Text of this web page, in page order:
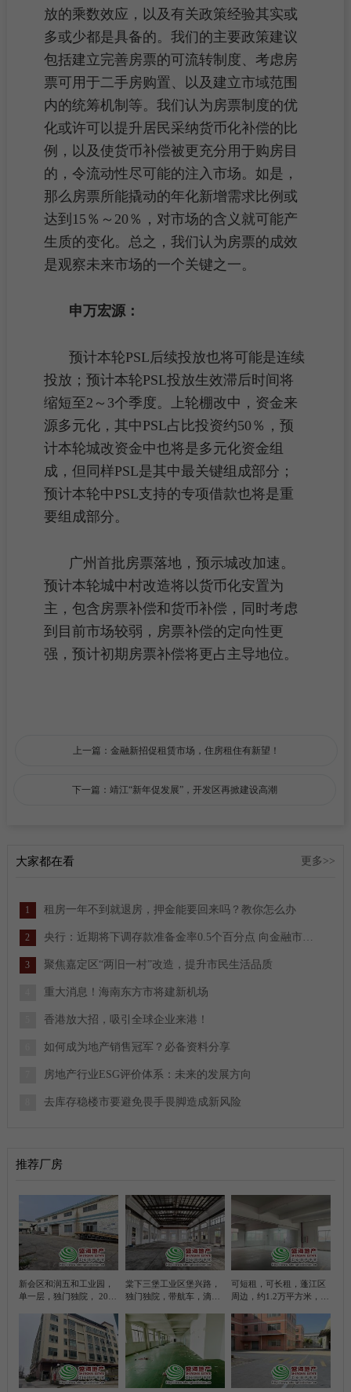
放的乘数效应，以及有关政策经验其实或
多或少都是具备的。我们的主要政策建议
包括建立完善房票的可流转制度、考虑房
票可用于二手房购置、以及建立市域范围
内的统筹机制等。我们认为房票制度的优
化或许可以提升居民采纳货币化补偿的比
例，以及使货币补偿被更充分用于购房 目
的，令流动性尽可能的注入市场。如是，
那么房票所能撬动的年化新增需求比例或
达到15％～20％，对市场的含义就可能产
生质的变化。总之，我们认为房票的成效
是观察未来市场的一个关键之一。
申万宏源：
预计本轮PSL后续投放也将可能是连续
投放；预计本轮PSL投放生效滞后时间将
缩短至2～3个季度。上轮棚改中，资金来
源多元化，其中PSL占比投资约50％，预
计本轮城改资金中也将是多元化资金组
成，但同样PSL是其中最关键组成部分；
预计本轮中PSL支持的专项借款也将是重
要组成部分。
广州首批房票落地，预示城改加速。
预计本轮城中村改造将以货币化安置为
主，包含房票补偿和货币补偿，同时考虑
到目前市场较弱，房票补偿的定向性更
强，预计初期房票补偿将更占主导地位。
上一篇：金融新招促租赁市场，住房租住有新望！
下一篇：靖江“新年促发展”，开发区再掀建设高潮
大家都在看 更多>>
1 租房一年不到就退房，押金能要回来吗？教你怎么办
2 央行：近期将下调存款准备金率0.5个百分点 向金融市场提供长期流动性约1万亿元
3 聚焦嘉定区“两旧一村”改造，提升市民生活品质
重大消息！海南东方市将建新机场
香港放大招，吸引全球企业来港！
如何成为地产销售冠军？必备资料分享
房地产行业ESG评价体系：未来的发展方向
去库存稳楼市要避免畏手畏脚造成新风险
推荐厂房
新会区和润五和工业园，
单一层，独门独院， 2000
平方米办公室
棠下三堡工业区堡兴路，
独门独院，带航车，滴水
厂房
可短租，可长租，蓬江区
周边，约1.2万平方米，带